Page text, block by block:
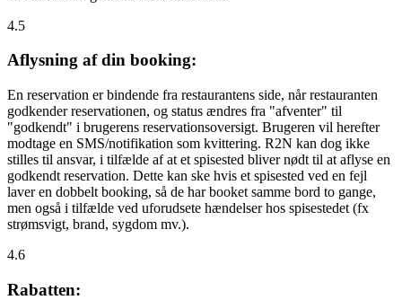
4.5
Aflysning af din booking:
En reservation er bindende fra restaurantens side, når restauranten
godkender reservationen, og status ændres fra "afventer" til
"godkendt" i brugerens reservationsoversigt. Brugeren vil herefter
modtage en SMS/notifikation som kvittering. R2N kan dog ikke
stilles til ansvar, i tilfælde af at et spisested bliver nødt til at aflyse en
godkendt reservation. Dette kan ske hvis et spisested ved en fejl
laver en dobbelt booking, så de har booket samme bord to gange,
men også i tilfælde ved uforudsete hændelser hos spisestedet (fx
strømsvigt, brand, sygdom mv.).
4.6
Rabatten: